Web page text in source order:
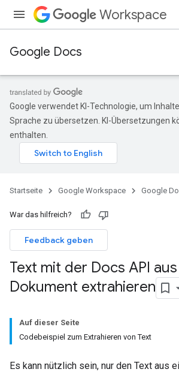
Workspace
Google Docs
Google verwendet KI-Technologie, um
Sprache zu übersetzen. KI-Übersetzungen
enthalten.
Startseite Google Workspace Google
War das hilfreich?
Feedback geben
Text mit der Docs API
Dokument extrahieren
Auf dieser Seite
Codebeispiel zum Extrahieren von Text
Es kann nützlich sein, nur den Text aus